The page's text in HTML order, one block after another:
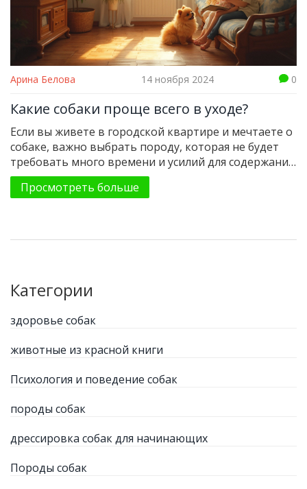
Арина Белова 14 ноября 2024 0
Какие собаки проще всего в уходе?
Если вы живете в городской квартире и мечтаете о
собаке, важно выбрать породу, которая не будет
требовать много времени и усилий для содержания.
Некоторые собаки легче в уходе благодаря своим
природным особенностям и характеру. В статье
рассматриваются особенности их ухода и
Просмотреть больше
Категории
здоровье собак
животные из красной книги
Психология и поведение собак
породы собак
дрессировка собак для начинающих
Породы собак